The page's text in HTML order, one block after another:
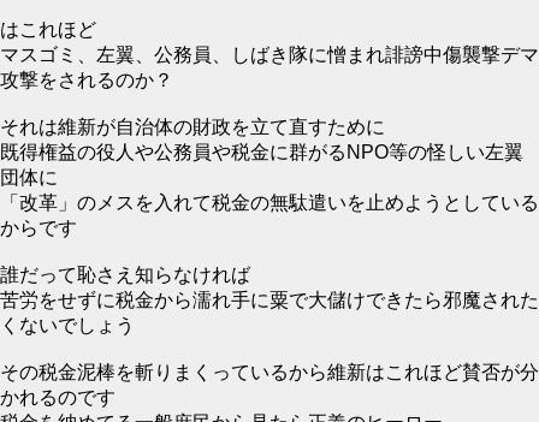
はこれほど
マスゴミ、左翼、公務員、しばき隊に憎まれ誹謗中傷襲撃デマ
攻撃をされるのか？
それは維新が自治体の財政を立て直すために
既得権益の役人や公務員や税金に群がるNPO等の怪しい左翼
団体に
「改革」のメスを入れて税金の無駄遣いを止めようとしている
からです
誰だって恥さえ知らなければ
苦労をせずに税金から濡れ手に粟で大儲けできたら邪魔された
くないでしょう
その税金泥棒を斬りまくっているから維新はこれほど賛否が分
かれるのです